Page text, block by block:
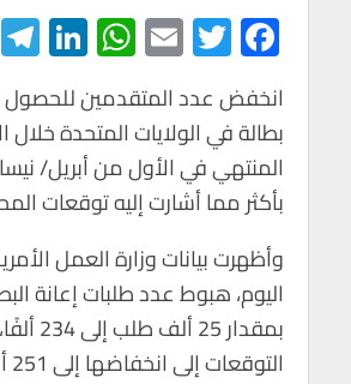
F
ac
e
b
o
o
k
T
wi
tt
er
E
m
ail
W
h
at
s
A
p
p
Li
n
ke
dI
n
انخفض عدد المتقدمين للحصول
بطالة في الولايات المتحدة خلال
المنتهي في الأول من أبريل/
بأكثر مما أشارت إليه توقعات
وأظهرت بيانات وزارة العمل
اليوم، هبوط عدد طلبات إعانة
بمقدار
التوقعات إلى انخفاضها إلى 251 ألف طلب.